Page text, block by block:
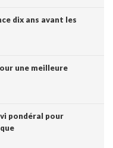
dix ans avant les
une meilleure
pondéral pour